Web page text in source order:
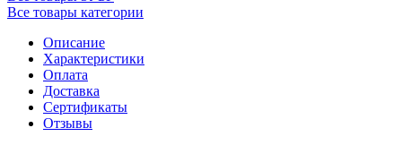
Все товары категории
Описание
Характеристики
Оплата
Доставка
Сертификаты
Отзывы